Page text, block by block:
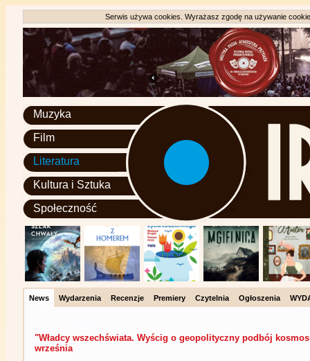
Serwis używa cookies. Wyrażasz zgodę na używanie
Muzyka
Film
Literatura
Kultura i Sztuka
Społeczność
News Wydarzenia Recenzje Premiery Czytelnia Ogłoszenia
"Władcy wszechświata. Wyścig o geopolityczny podbój
września